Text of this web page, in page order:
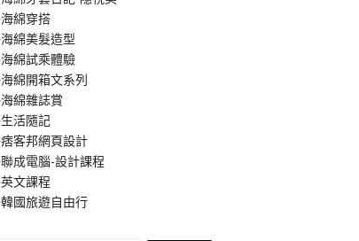
海綿穿搭
海綿美髮造型
海綿試乘體驗
海綿開箱文系列
海綿雜誌賞
生活隨記
痞客邦網頁設計
聯成電腦-設計課程
英文課程
韓國旅遊自由行